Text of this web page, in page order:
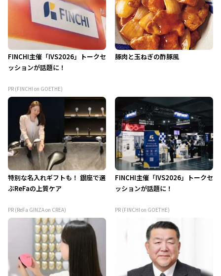
FINCHI主催「IVS2026」トークセ
ッションが話題に！
PR (FINCHI on GOETHE)
豚肉と玉ねぎの酢豚風
特別な名入れギフトも！ 銀座で選
ぶReFaの上質ケア
PR (ReFa GINZA on CREA)
FINCHI主催「IVS2026」トークセ
ッションが話題に！
PR (FINCHI on GOETHE)